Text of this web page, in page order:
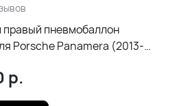
правый пневмобаллон
Porsche Panamera (2013-
р.